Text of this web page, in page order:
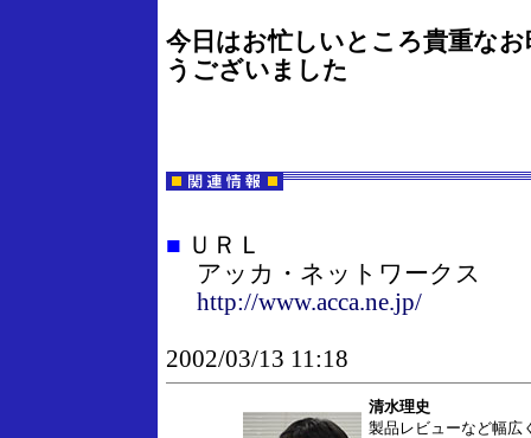
今日はお忙しいところ貴重な
うございました
■ ＵＲＬ
アッカ・ネットワークス
http://www.acca.ne.jp/
2002/03/13 11:18
清水理史
製品レビューなど幅広